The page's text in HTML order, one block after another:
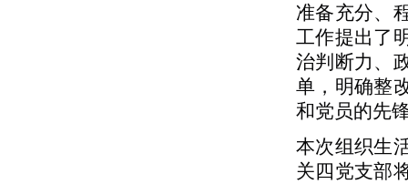
准备充分、
工作提出了
治判断力、
单，明确整
和党员的先
本次组织生
关四党支部